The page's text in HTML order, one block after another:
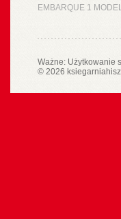
EMBARQUE 1
Ważne: Użytkowanie
© 2026